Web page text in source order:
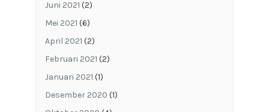
Juni 2021 (2)
Mei 2021 (6)
April 2021 (2)
Februari 2021 (2)
Januari 2021 (1)
Desember 2020 (1)